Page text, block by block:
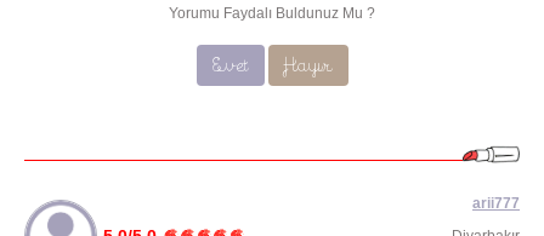
Yorumu Faydalı Buldunuz Mu ?
Evet Hayır
arii777